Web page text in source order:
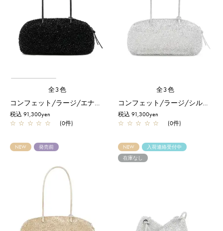
全3色
コンフェット/ラージ/エナメルブラック
税込 91,300yen
☆ ☆ ☆ ☆ ☆ (0件)
全3色
コンフェット/ラージ/シルバー
税込 91,300yen
☆ ☆ ☆ ☆ ☆ (0件)
NEW 発売前 NEW
入荷連絡受付中
在庫なし